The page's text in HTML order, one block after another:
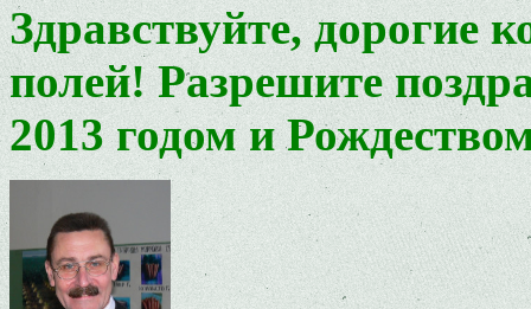
Здравствуйте, дорогие
полей! Разрешите
2013 годом и